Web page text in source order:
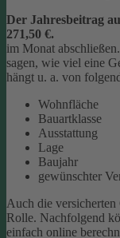
Der Jahresbeitrag
271,50 €.
im Monat abschließen.
sagen, wie viel eine
hängt u. a. von
Wohnfläche
Bauartklasse
Ausstattung
Lage
Baujahr
gewünschter
Auch die
Rolle. Nachfolgend
einfach online